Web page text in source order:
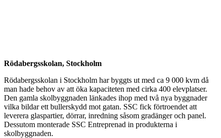
Rödabergsskolan, Stockholm
Rödabergsskolan i Stockholm har byggts ut med ca 9 000 kvm då
man hade behov av att öka kapaciteten med cirka 400 elevplatser.
Den gamla skolbyggnaden länkades ihop med två nya byggnader
vilka bildar ett bullerskydd mot gatan. SSC fick förtroendet att
leverera glaspartier, dörrar, inredning såsom gradänger och panel.
Dessutom monterade SSC Entreprenad in produkterna i
skolbyggnaden.